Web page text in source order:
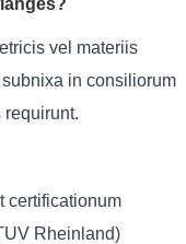
vel materiis
in consiliorum
certificationum
Rheinland)